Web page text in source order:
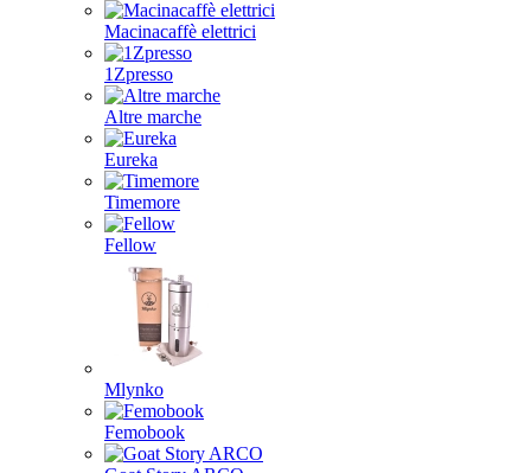
Macinacaffè elettrici
1Zpresso
Altre marche
Eureka
Timemore
Fellow
Mlynko
Femobook